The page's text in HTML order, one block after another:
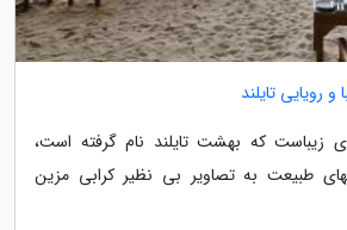
رویایی تایلند
زیباست که بهشت تایلند نام گرفته است،
طبیعت به تصاویر بی نظیر کرابی مزین